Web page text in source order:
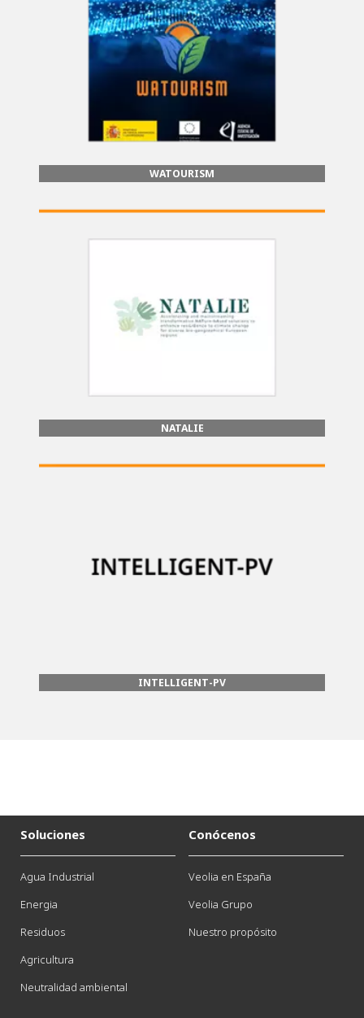
WATOURISM
NATALIE
INTELLIGENT-PV
Soluciones
Agua Industrial
Energia
Residuos
Agricultura
Neutralidad ambiental
Conócenos
Veolia en España
Veolia Grupo
Nuestro propósito